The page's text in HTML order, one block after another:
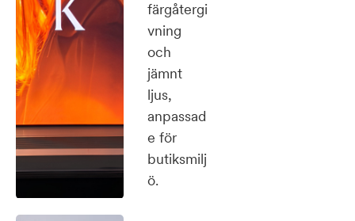
färgåtergi
vning
och
jämnt
ljus,
anpassad
e för
butiksmilj
ö.